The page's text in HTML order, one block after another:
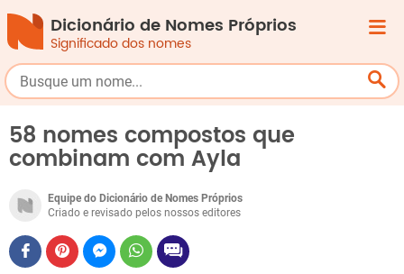
Dicionário de Nomes Próprios
Significado dos nomes
58 nomes compostos que
combinam com Ayla
Equipe do Dicionário de Nomes Próprios
Criado e revisado pelos nossos editores